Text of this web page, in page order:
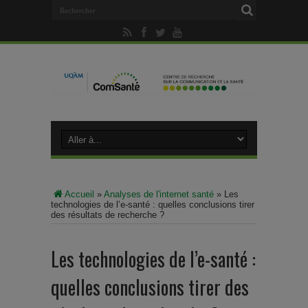
Accueil » Analyses de l'internet santé »
Les
technologies de l’e-santé : quelles conclusions tirer
des résultats de recherche ?
Les technologies de l’e-santé :
quelles conclusions tirer des